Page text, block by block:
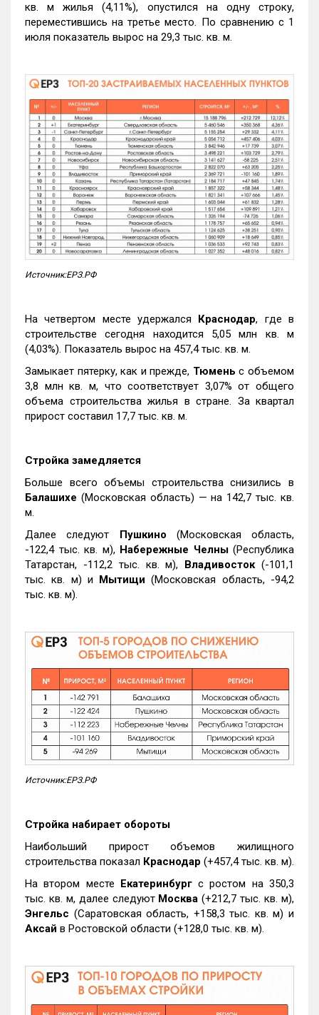
кв. м жилья (4,11%), опустился на одну строку,
переместившись на третье место. По сравнению с 1
июля показатель вырос на 29,3 тыс. кв. м.
Источник:ЕРЗ.РФ
На четвертом месте удержался Краснодар, где в
строительстве сегодня находится 5,05 млн кв. м
(4,03%). Показатель вырос на 457,4 тыс. кв. м.
Замыкает пятерку, как и прежде, Тюмень с объемом
3,8 млн кв. м, что соответствует 3,07% от общего
объема строительства жилья в стране. За квартал
прирост составил 17,7 тыс. кв. м.
Стройка замедляется
Больше всего объемы строительства снизились в
Балашихе (Московская область) — на 142,7 тыс. кв.
м.
Далее следуют Пушкино (Московская область,
-122,4 тыс. кв. м), Набережные Челны(Республика
Татарстан, -112,2 тыс. кв. м), Владивосток(-101,1
тыс. кв. м) и Мытищи (Московская область, -94,2
тыс. кв. м).
Источник:ЕРЗ.РФ
Стройка набирает обороты
Наибольший прирост объемов жилищного
строительства показал Краснодар (+457,4 тыс. кв. м).
На втором месте Екатеринбургс ростом на 350,3
тыс. кв. м, далее следуют Москва (+212,7 тыс. кв. м),
Энгельс (Саратовская область, +158,3 тыс. кв. м) и
Аксай в Ростовской области (+128,0 тыс. кв. м).